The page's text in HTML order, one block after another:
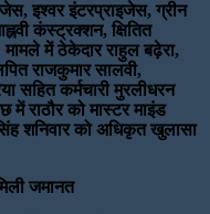
इश्वर इंटरप्राइजेस, ग्रीन
कंस्ट्रक्शन, क्षितित
में ठेकेदार राहुल बढ़ेरा,
राजकुमार सालवी,
सहित कर्मचारी मुरलीधरन
राठौर को मास्टर माइंड
शनिवार को अधिकृत खुलासा
जमानत